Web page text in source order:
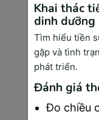
tuổi
Đối với giai
sẽ phải trải
động hormone,
thẳng. Đồng
khởi đầu quan
thai nhi, với sự
Khai thác
dinh dưỡng
Tìm hiểu tiền
gặp và tình
phát triển.
Đánh giá
Đo chiều